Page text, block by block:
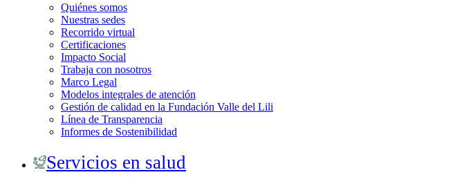
Quiénes somos
Nuestras sedes
Recorrido virtual
Certificaciones
Impacto Social
Trabaja con nosotros
Marco Legal
Modelos integrales de atención
Gestión de calidad en la Fundación Valle del Lili
Línea de Transparencia
Informes de Sostenibilidad
Servicios en salud